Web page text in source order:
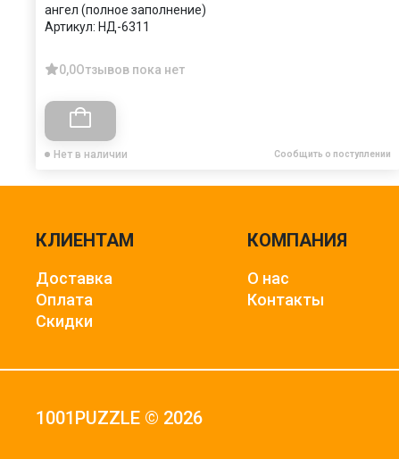
ангел (полное заполнение)
Артикул: НД-6311
0,0Отзывов пока нет
Нет в наличии Сообщить о поступлении
КЛИЕНТАМ
Доставка
Оплата
Скидки
КОМПАНИЯ
О нас
Контакты
1001PUZZLE © 2026